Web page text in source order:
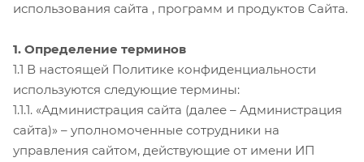
использования сайта , программ и продуктов Сайта.
1. Определение терминов
1.1 В настоящей Политике конфиденциальности
используются следующие термины:
1.1.1. «Администрация сайта (далее – Администрация
сайта)» – уполномоченные сотрудники на
управления сайтом, действующие от имени ИП